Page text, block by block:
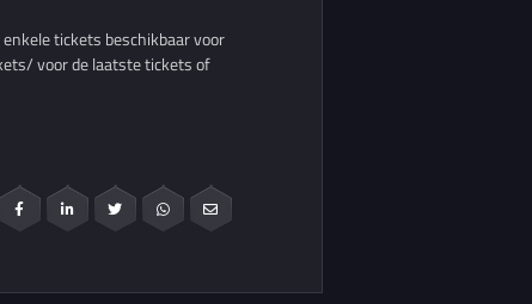
tickets beschikbaar voor
voor de laatste tickets of